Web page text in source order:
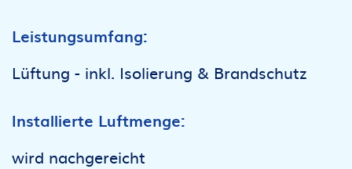
Leistungsumfang:
Lüftung - inkl. Isolierung & Brandschutz
Installierte Luftmenge:
wird nachgereicht